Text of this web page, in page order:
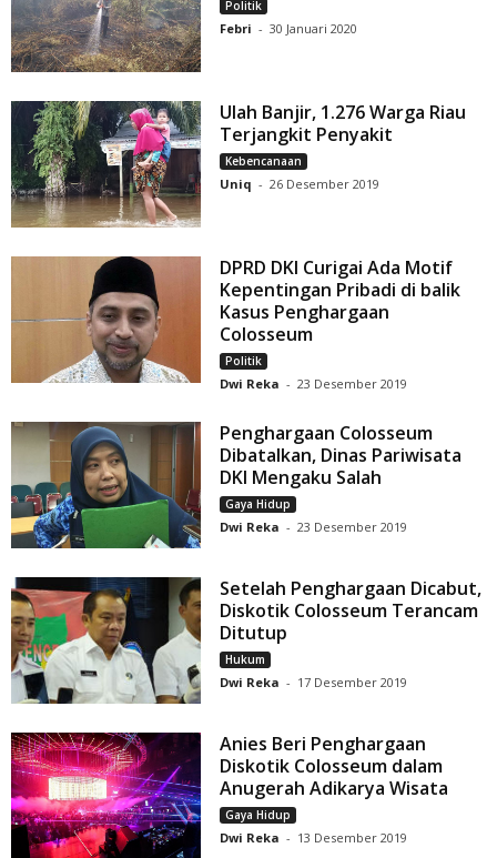
Politik
Febri - 30 Januari 2020
Ulah Banjir, 1.276 Warga Riau
Terjangkit Penyakit
Kebencanaan
Uniq - 26 Desember 2019
DPRD DKI Curigai Ada Motif
Kepentingan Pribadi di balik
Kasus Penghargaan
Colosseum
Politik
Dwi Reka - 23 Desember 2019
Penghargaan Colosseum
Dibatalkan, Dinas Pariwisata
DKI Mengaku Salah
Gaya Hidup
Dwi Reka - 23 Desember 2019
Setelah Penghargaan Dicabut,
Diskotik Colosseum Terancam
Ditutup
Hukum
Dwi Reka - 17 Desember 2019
Anies Beri Penghargaan
Diskotik Colosseum dalam
Anugerah Adikarya Wisata
Gaya Hidup
Dwi Reka - 13 Desember 2019